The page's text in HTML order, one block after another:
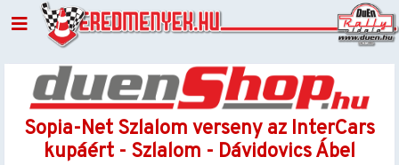
Sopia-Net Szlalom verseny az InterCars
kupáért - Szlalom - Dávidovics Ábel